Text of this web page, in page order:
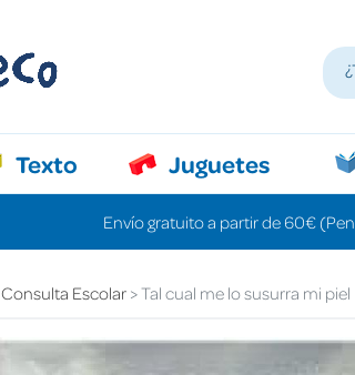
Texto Juguetes
Envío gratuito a partir de 60€
Consulta Escolar Tal cual me lo susurra mi piel